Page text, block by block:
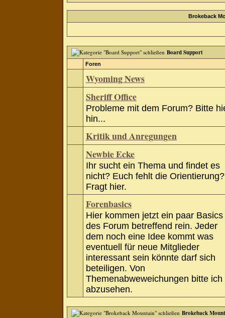
Brokeback
Board Support
Foren
Wyoming News
Sheriff Office
Probleme mit dem Forum? Bitte
hin...
Kritik und Anregungen
Newbie Ecke
Ihr sucht ein Thema und findet es
nicht? Euch fehlt die Orientierung?
Fragt hier.
Forenbasics
Hier kommen jetzt ein paar Basics
des Forum betreffend rein. Jeder
dem noch eine Idee kommt was
eventuell für neue Mitglieder
interessant sein könnte darf sich
beteiligen. Von
Themenabweweichungen bitte ich
abzusehen.
Brokeback